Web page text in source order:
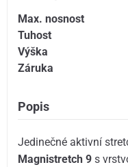
Max. nosnost
Tuhost
Výška
Záruka
Popis
Jedinečné aktivní
Magnistretch 9 s